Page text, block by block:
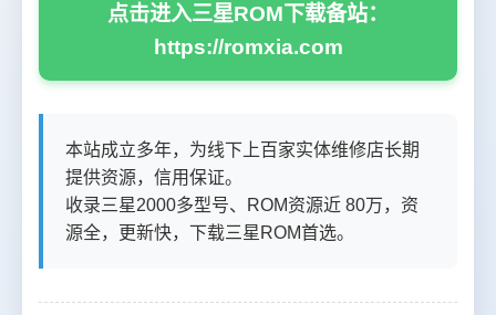
点击进入三星ROM下载备站：
https://romxia.com
本站成立多年，为线下上百家实体维修店长期
提供资源，信用保证。
收录三星2000多型号、ROM资源近 80万，资
源全，更新快，下载三星ROM首选。